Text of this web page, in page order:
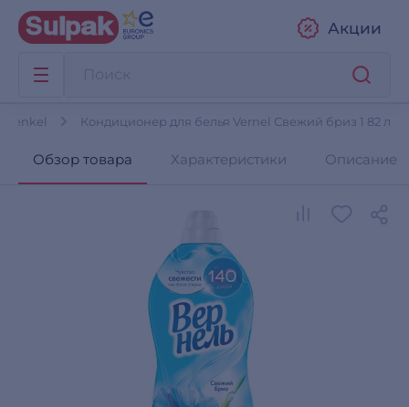
Акции
Henkel Кондиционер для белья Vernel Свежий бриз 1 82 л
Обзор товара Характеристики Описание